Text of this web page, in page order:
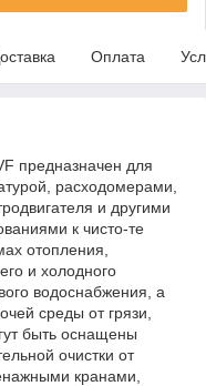
Оплата
предназначен для
расходомерами,
и другими
к чисто-те
отопления,
и холодного
водоснабжения, а
среды от грязи,
быть оснащены
очистки от
кранами,